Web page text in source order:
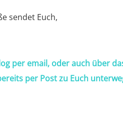
sendet Euch,
per email, oder auch über
per Post zu Euch